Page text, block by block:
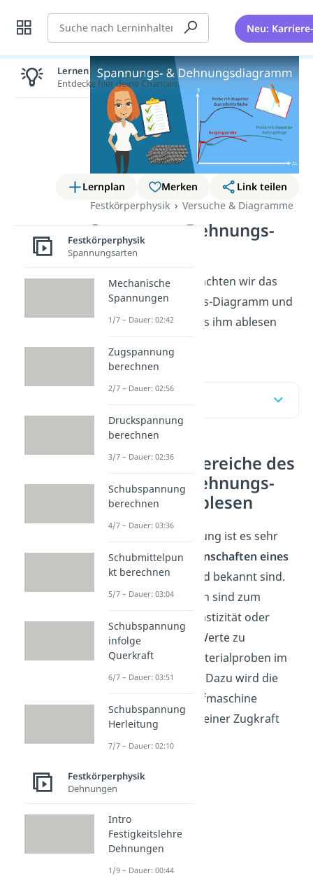
Suche Neu:
Lernplan Merken
Link teilen
Festkörperphysik
Versuche & Diagramme
Spannungs-Dehnungs-
Diagramm
In diesem Video betrachten wir das
Spannungs-Dehnungs-Diagramm und
die Größen, die du aus ihm ablesen
Größen und Bereiche des
Spannungs-Dehnungs-
Diagramms ablesen
In der Werkstoffprüfung ist es sehr
wichtig, dass dieEigenschaften eines
Materialsausreichend bekannt sind.
Materialeigenschaften sind zum
Beispiel Festigkeit, Plastizität oder
Sprödigkeit. Um die Werte zu
ermitteln, werden Materialproben im
Zugversuchgetestet. Dazu wird die
Probe in eine Zugprüfmaschine
eingespannt und mit einer Zugkraft
belastet.
Lernen lohnt sich!
Entdecke hier deine Chancen.
Festkörperphysik
Spannungsarten
Mechanische
Spannungen
1/7 – Dauer: 02:42
Zugspannung
berechnen
2/7 – Dauer: 02:56
Druckspannung
berechnen
3/7 – Dauer: 02:36
Schubspannung
berechnen
4/7 – Dauer: 03:36
Schubmittelpun
kt berechnen
5/7 – Dauer: 03:04
Schubspannung
infolge
Querkraft
6/7 – Dauer: 03:51
Schubspannung
Herleitung
7/7 – Dauer: 02:10
Festkörperphysik
Dehnungen
Intro
Festigkeitslehre
Dehnungen
1/9 – Dauer: 00:44